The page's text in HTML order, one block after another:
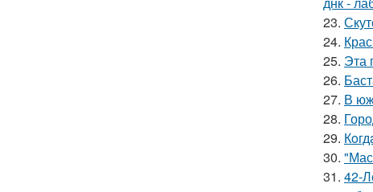
23.
24.
25. Эта
26.
27. В
28.
29.
30.
31. 42-